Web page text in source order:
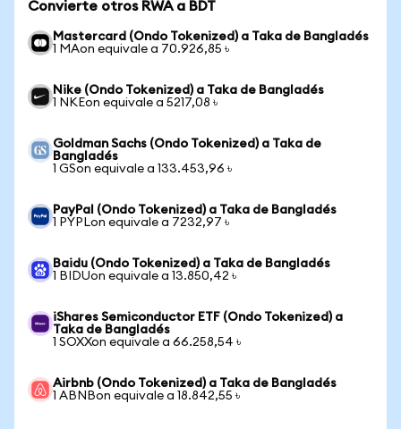
Convierte otros RWA a BDT
Mastercard (Ondo Tokenized) a Taka de Bangladés
1 MAon equivale a 70.926,85 ৳
Nike (Ondo Tokenized) a Taka de Bangladés
1 NKEon equivale a 5217,08 ৳
Goldman Sachs (Ondo Tokenized) a Taka de
Bangladés
1 GSon equivale a 133.453,96 ৳
PayPal (Ondo Tokenized) a Taka de Bangladés
1 PYPLon equivale a 7232,97 ৳
Baidu (Ondo Tokenized) a Taka de Bangladés
1 BIDUon equivale a 13.850,42 ৳
iShares Semiconductor ETF (Ondo Tokenized) a
Taka de Bangladés
1 SOXXon equivale a 66.258,54 ৳
Airbnb (Ondo Tokenized) a Taka de Bangladés
1 ABNBon equivale a 18.842,55 ৳